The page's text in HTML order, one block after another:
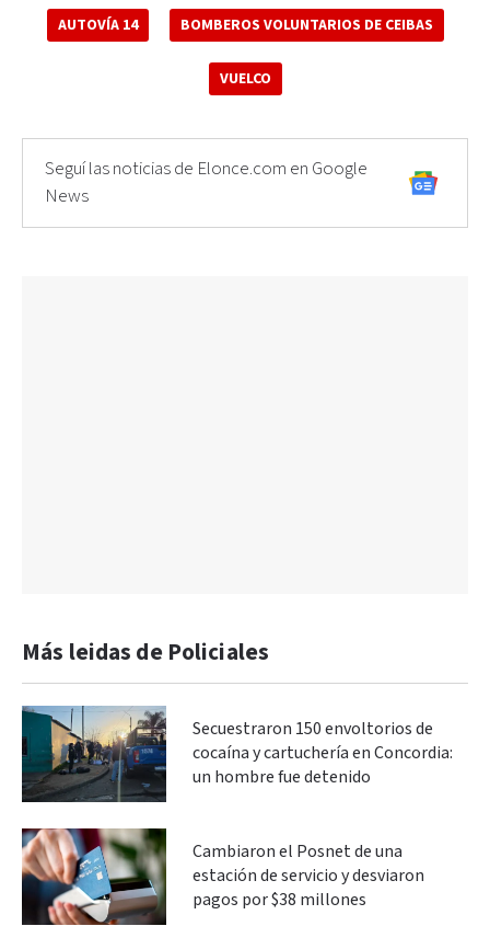
AUTOVÍA 14 BOMBEROS VOLUNTARIOS DE CEIBAS
VUELCO
Seguí las noticias de Elonce.com en Google
News
Más leidas de Policiales
Secuestraron 150 envoltorios de
cocaína y cartuchería en Concordia:
un hombre fue detenido
Cambiaron el Posnet de una
estación de servicio y desviaron
pagos por $38 millones